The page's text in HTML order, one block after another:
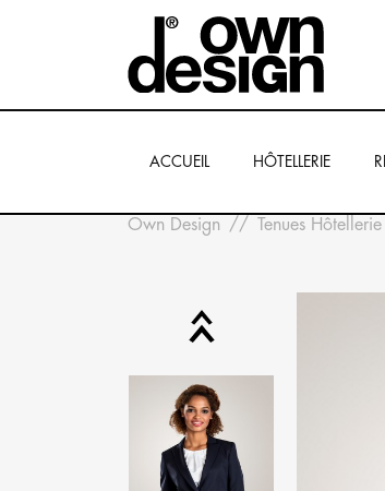
ACCUEIL HÔTELLERIE
Own Design Tenues Hôtellerie